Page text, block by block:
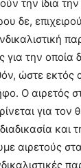
την ίδια
δε,
για την
ώστε εκτός
Ο αιρετός
για τον
και
αιρετούς